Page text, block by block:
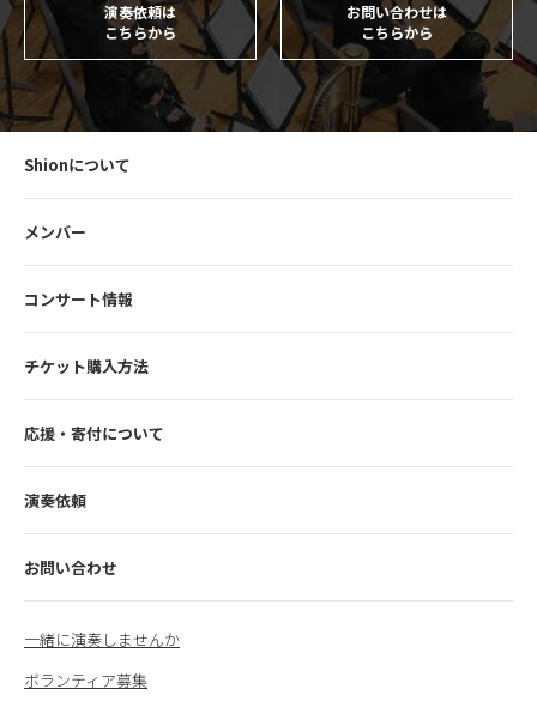
演奏依頼は
こちらから
お問い合わせは
こちらから
Shionについて
メンバー
コンサート情報
チケット購入方法
応援・寄付について
演奏依頼
お問い合わせ
一緒に演奏しませんか
ボランティア募集